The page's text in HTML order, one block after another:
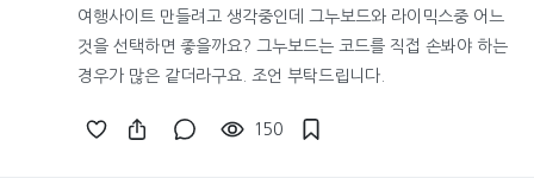
여행사이트 만들려고 생각중인데 그누보드와 라이믹스중 어느
것을 선택하면 좋을까요? 그누보드는 코드를 직접 손봐야 하는
경우가 많은 같더라구요. 조언 부탁드립니다.
150